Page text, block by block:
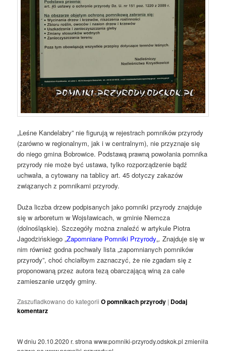
„Leśne Kandelabry” nie figurują w rejestrach pomników przyrody
(zarówno w regionalnym, jak i w centralnym), nie przyznaje się
do niego gmina Bobrowice. Podstawą prawną powołania pomnika
przyrody nie może być ustawa, tylko rozporządzenie bądź
uchwała, a cytowany na tablicy art. 45 dotyczy zakazów
związanych z pomnikami przyrody.
Duża liczba drzew podpisanych jako pomniki przyrody znajduje
się w arboretum w Wojsławicach, w gminie Niemcza
(dolnośląskie). Szczegóły można znaleźć w artykule Piotra
Jagodzińskiego „Zapomniane Pomniki Przyrody„. Znajduje się w
nim również godna pochwały lista „zapomnianych pomników
przyrody”, choć chciałbym zaznaczyć, że nie zgadam się z
proponowaną przez autora tezą obarczającą winą za całe
zamieszanie urzędy gminy.
Zaszufladkowano do kategorii O pomnikach przyrody | Dodaj
komentarz
W dniu 20.10.2020 r. strona www.pomniki-przyrody.odskok.pl zmieniła